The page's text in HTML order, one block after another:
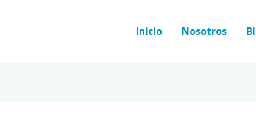
Inicio Nosotros